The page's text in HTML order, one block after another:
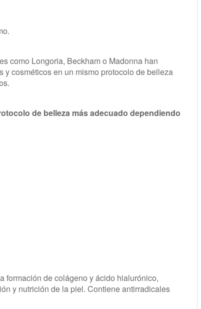
como Longoria, Beckham o Madonna han
cosméticos en un mismo protocolo de belleza
de belleza más adecuado dependiendo
formación de colágeno y ácido hialurónico,
y nutrición de la piel. Contiene antirradicales